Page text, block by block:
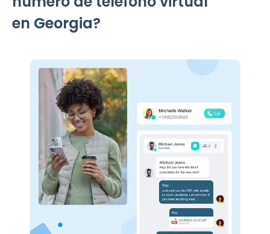
en Georgia?